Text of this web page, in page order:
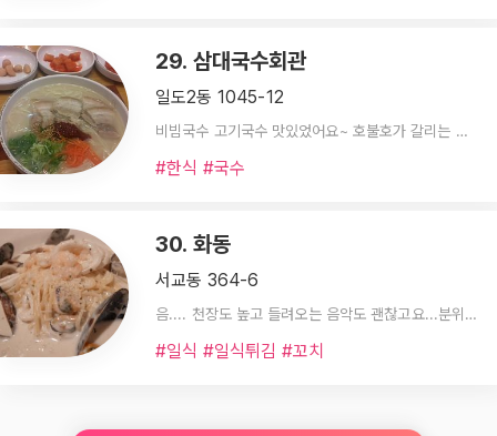
29. 삼대국수회관
일도2동 1045-12
비빔국수 고기국수 맛있었어요~ 호불호가 갈리는 것 같은데 저는 좋았어요 ㅋㅋㅋㅋ국수 한그릇에 무슨 기대를 그렇게 하시는지 ~ 저렴한 가격에 제주도 향토음식도 맛보고 ㅋㅋ 좋았습니다^^
#한식 #국수
30. 화동
서교동 364-6
음.... 천장도 높고 들려오는 음악도 괜찮고요...분위기 좋아요...
#일식 #일식튀김 #꼬치